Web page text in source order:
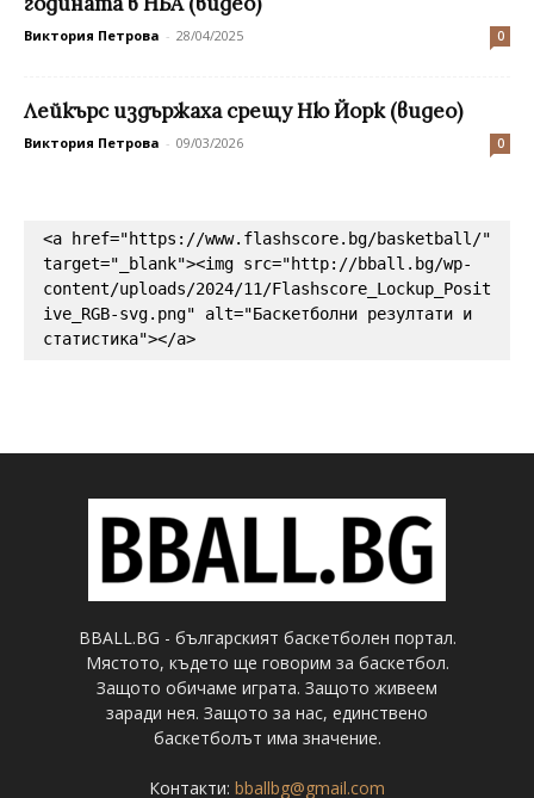
Виктория Петрова - 28/04/2025 0
Лейкърс издържаха срещу Ню Йорк (видео)
Виктория Петрова - 09/03/2026 0
<a href="https://www.flashscore.bg/basketball/"
target="_blank"><img src="http://bball.bg/wp-
content/uploads/2024/11/Flashscore_Lockup_Posit
ive_RGB-svg.png" alt="Баскетболни резултати и
статистика"></a>
BBALL.BG - българският баскетболен портал.
Мястото, където ще говорим за баскетбол.
Защото обичаме играта. Защото живеем
заради нея. Защото за нас, единствено
баскетболът има значение.
Контакти: bballbg@gmail.com